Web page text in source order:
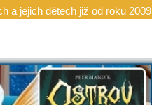
a jejich dětech již od roku 2009